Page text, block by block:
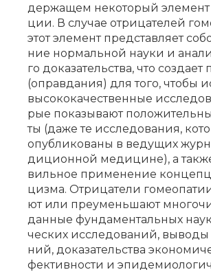
дер­жа­щем не­ко­то­рый
ции. В слу­чае от­ри­ца­те­лей
этот эле­мент пред­став­ля­ет
ние нор­маль­ной на­у­ки и
го до­ка­за­тель­ства, что со­зда­ет
(оправ­да­ния) для то­го, что­бы
вы­со­ко­ка­че­ствен­ные
рые по­ка­зы­ва­ют
ты (да­же те ис­сле­до­ва­ния,
опуб­ли­ко­ва­ны в ве­ду­щих
ди­ци­он­ной ме­ди­ци­не), а
виль­ное при­ме­не­ние
циз­ма. От­ри­ца­те­ли
ют или пре­умень­ша­ют
дан­ные фун­да­мен­таль­ных
че­ских ис­сле­до­ва­ний,
ний, до­ка­за­тель­ства
фек­тив­но­сти и